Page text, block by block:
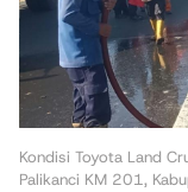
Kondisi Toyota Land
Palikanci KM 201,